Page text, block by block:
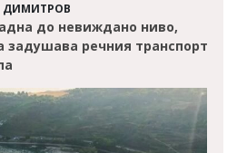
ДИМИТРОВ
до невиждано ниво,
задушава речния транспорт